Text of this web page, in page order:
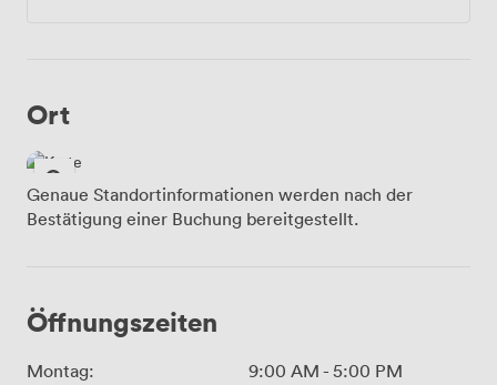
Ort
Genaue Standortinformationen werden nach der
Bestätigung einer Buchung bereitgestellt.
Öffnungszeiten
Montag: 9:00 AM - 5:00 PM